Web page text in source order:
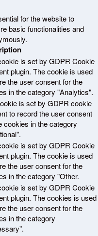
for the website to
basic functionalities and
is set by GDPR Cookie
plugin. The cookie is used
the user consent for the
in the category "Analytics".
is set by GDPR cookie
to record the user consent
cookies in the category
is set by GDPR Cookie
plugin. The cookie is used
the user consent for the
in the category "Other.
is set by GDPR Cookie
plugin. The cookies is used
the user consent for the
in the category